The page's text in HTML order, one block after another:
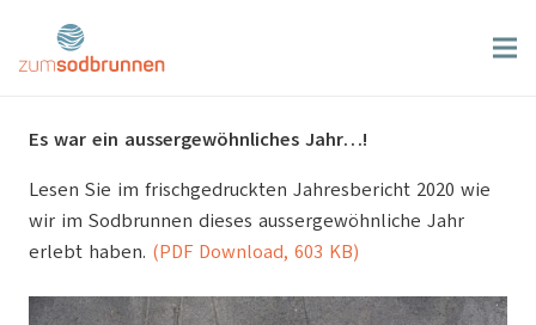
Es war ein aussergewöhnliches Jahr…!
Lesen Sie im frischgedruckten Jahresbericht 2020 wie
wir im Sodbrunnen dieses aussergewöhnliche Jahr
erlebt haben. (PDF Download, 603 KB)